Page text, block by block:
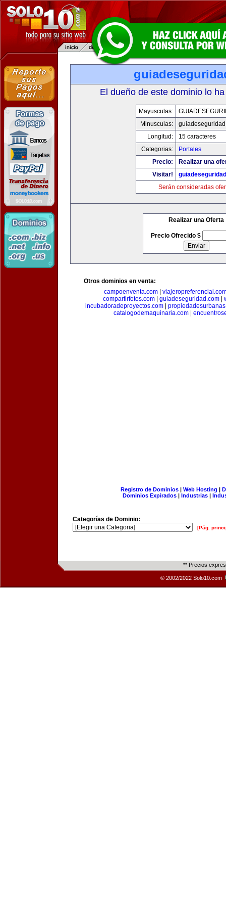
El dueño de este dominio lo
Mayusculas:
Minusculas:
Longitud:
15 caracteres
Categorias:
Portales
Precio:
Realizar una
Visitar!
Serán consideradas
Realizar una Oferta
Precio Ofrecido $
Otros dominios en venta:
campoenventa.com
compartirfotos.com| guiadeseguridad.com|
incubadoradeproyectos.com
catalogodemaquinaria.com|
Registro de Dominios| Web Hosting |
Dominios Expirados | Industrias |
Categorías de Dominio:
[Pág.
** Precios
© 2002/2022 Solo10.com